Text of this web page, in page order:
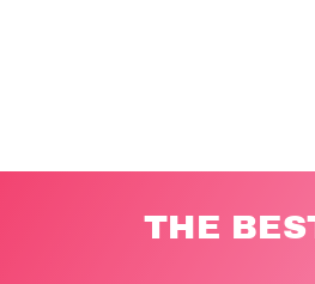
THE